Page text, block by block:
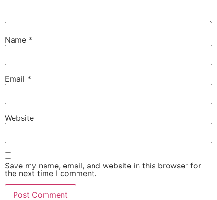
Name *
Email *
Website
Save my name, email, and website in this browser for
the next time I comment.